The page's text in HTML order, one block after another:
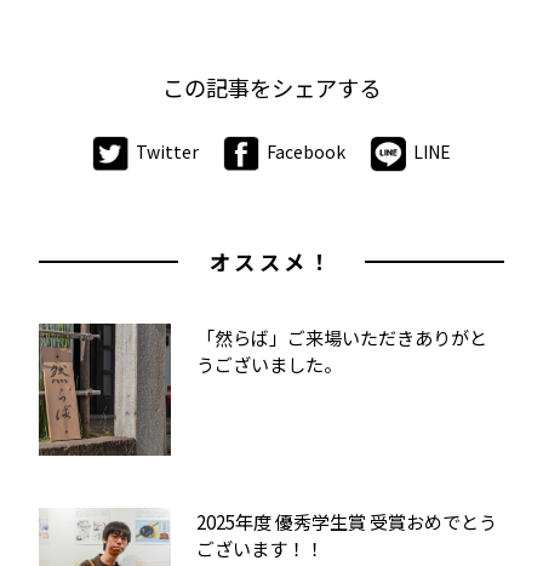
この記事をシェアする
Twitter Facebook LINE
オススメ！
「然らば」ご来場いただきありがと
うございました。
2025年度 優秀学生賞 受賞おめでとう
ございます！！